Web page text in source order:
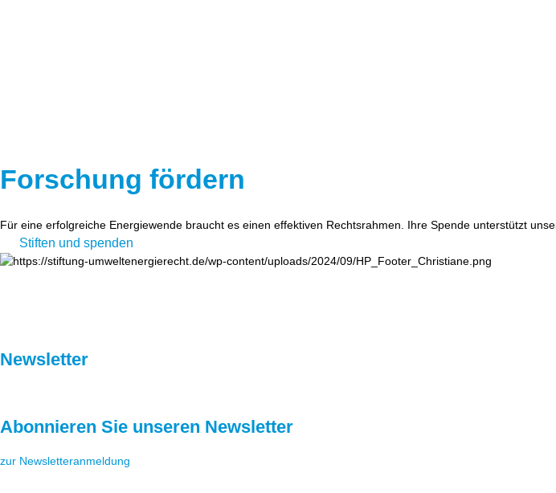
Forschung fördern
Für eine erfolgreiche Energiewende braucht es einen effektiven Rechtsrahmen. Ihre Spende unterstützt
Stiften und spenden
Newsletter
Abonnieren Sie unseren Newsletter
zur Newsletteranmeldung